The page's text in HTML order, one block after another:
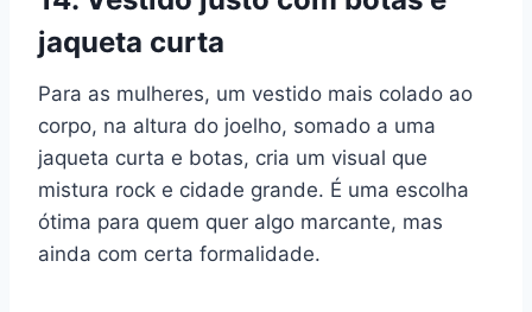
jaqueta curta
Para as mulheres, um vestido mais colado ao
corpo, na altura do joelho, somado a uma
jaqueta curta e botas, cria um visual que
mistura rock e cidade grande. É uma escolha
ótima para quem quer algo marcante, mas
ainda com certa formalidade.